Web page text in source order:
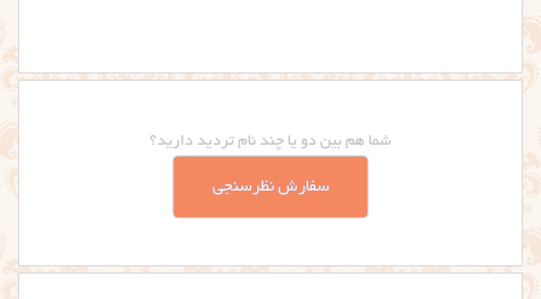
شما هم بین دو یا چند نام تردید دارید؟
سفارش نظرسنجی